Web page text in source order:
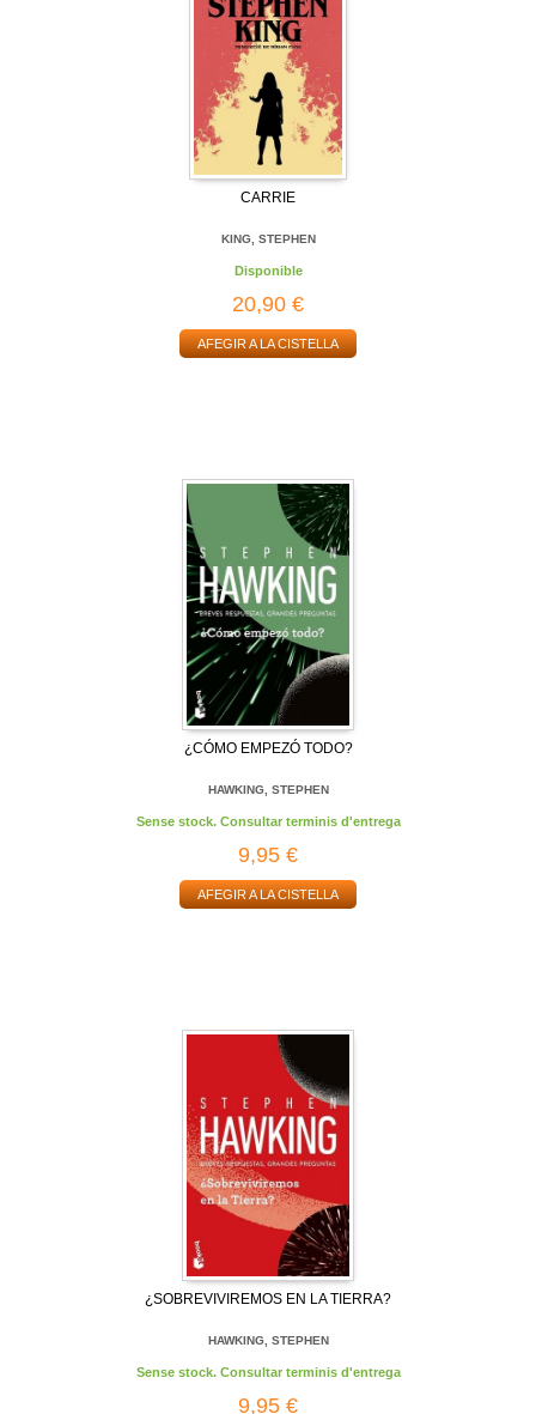
CARRIE
KING, STEPHEN
Disponible
20,90 €
AFEGIR A LA CISTELLA
¿CÓMO EMPEZÓ TODO?
HAWKING, STEPHEN
Sense stock. Consultar terminis d'entrega
9,95 €
AFEGIR A LA CISTELLA
¿SOBREVIVIREMOS EN LA TIERRA?
HAWKING, STEPHEN
Sense stock. Consultar terminis d'entrega
9,95 €